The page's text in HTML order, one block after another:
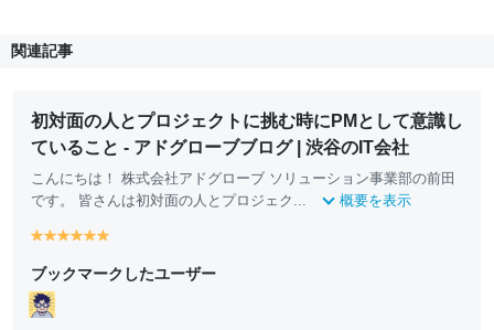
関連記事
初対面の人とプロジェクトに挑む時にPMとして意識し
ていること - アドグローブブログ | 渋谷のIT会社
こんにちは！ 株式会社アドグローブ ソリューション事業部の前田
です。 皆さんは初対面の人とプロジェク...
概要を表示
y
ll
o
w
y
ll
o
w
y
ll
y
ll
y
ll ll
ブックマークしたユーザー